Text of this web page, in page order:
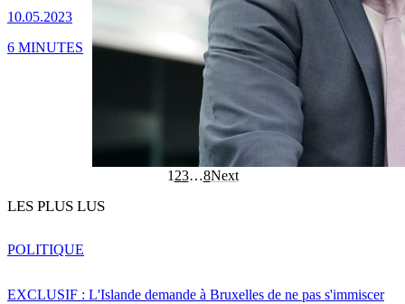
10.05.2023
6 MINUTES
1 23…8Next
LES PLUS LUS
EXCLUSIF : L'Islande demande à Bruxelles de ne pas s'immiscer
POLITIQUE